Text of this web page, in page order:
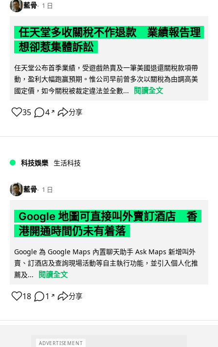
藍骨 1 日
任天堂多收關稅不作退款 業績報告理
想卻惹集體訴訟
任天堂公布首季業績，受遊戲熱賣及一筆美國退還關稅款項帶
動，盈利大幅跑贏預期。惟公司早前曾多次以關稅為由調高美
國定價，如今關稅被裁定違法並全數...
閱讀全文
35 4 ↗ 分享
科技娛樂 生活科技
藍骨 1 日
Google 地圖可直接叫外賣訂酒店 香
港開通時間仍未有着落
Google 為 Google Maps 內置聊天助手 Ask Maps 新增叫外
賣、訂酒店及查詢現場活動等自主執行功能，並引入個人化推
薦及...
閱讀全文
18 1 ↗ 分享
ADVERTISEMENT